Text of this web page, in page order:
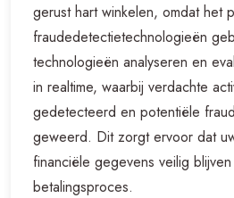
gerust hart winkelen, omdat het
fraudedetectietechnologieën
technologieën analyseren en
in realtime, waarbij verdachte
gedetecteerd en potentiële
geweerd. Dit zorgt ervoor dat
financiële gegevens veilig
betalingsproces.